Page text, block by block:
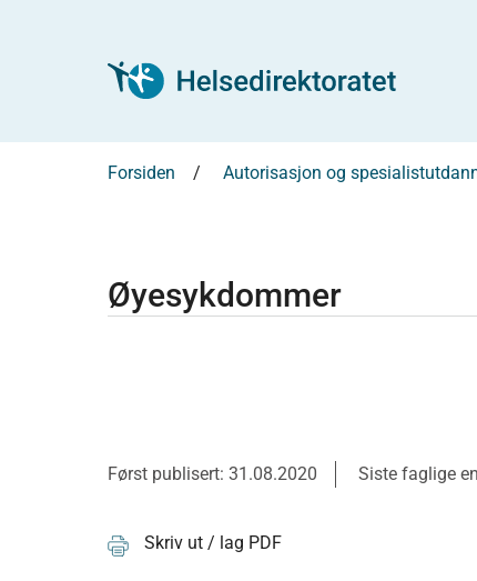
Forsiden Autorisasjon og
Øyesykdommer
Først publisert: 31.08.2020 Siste faglige
Skriv ut / lag PDF